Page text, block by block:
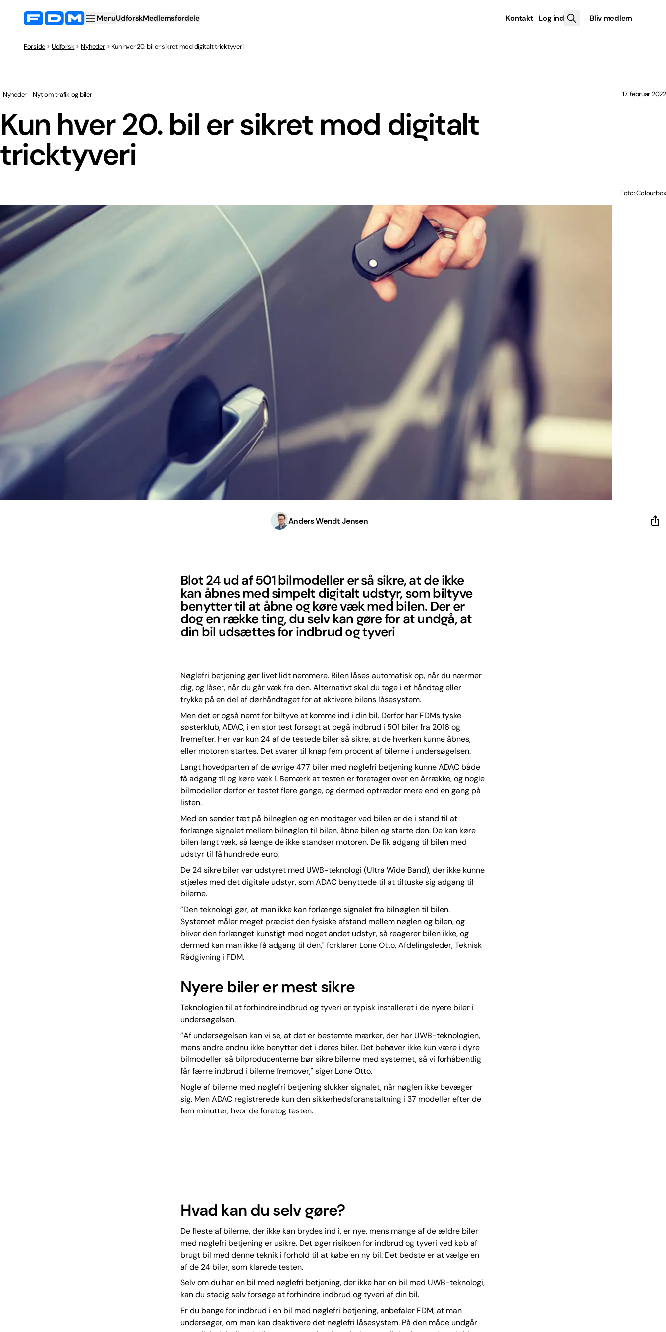
MenuUdforskMedlemsfordele Kontakt Log ind Bliv medlem
Forside Udforsk Nyheder Kun hver 20. bil er sikret mod digitalt tricktyveri
Kun hver 20. bil er sikret mod digitalt
tricktyveri
Nyheder Nyt om trafik og biler 17. februar 2022
Foto: Colourbox
Anders Wendt Jensen
Blot 24 ud af 501 bilmodeller er så sikre, at de ikke
kan åbnes med simpelt digitalt udstyr, som biltyve
benytter til at åbne og køre væk med bilen. Der er
dog en række ting, du selv kan gøre for at undgå, at
din bil udsættes for indbrud og tyveri
Nøglefri betjening gør livet lidt nemmere. Bilen låses automatisk op, når du nærmer
dig, og låser, når du går væk fra den. Alternativt skal du tage i et håndtag eller
trykke på en del af dørhåndtaget for at aktivere bilens låsesystem.
Men det er også nemt for biltyve at komme ind i din bil. Derfor har FDMs tyske
søsterklub, ADAC, i en stor test forsøgt at begå indbrud i 501 biler fra 2016 og
fremefter. Her var kun 24 af de testede biler så sikre, at de hverken kunne åbnes,
eller motoren startes. Det svarer til knap fem procent af bilerne i undersøgelsen.
Langt hovedparten af de øvrige 477 biler med nøglefri betjening kunne ADAC både
få adgang til og køre væk i. Bemærk at testen er foretaget over en årrække, og nogle
bilmodeller derfor er testet flere gange, og dermed optræder mere end en gang på
listen.
Med en sender tæt på bilnøglen og en modtager ved bilen er de i stand til at
forlænge signalet mellem bilnøglen til bilen, åbne bilen og starte den. De kan køre
bilen langt væk, så længe de ikke standser motoren. De fik adgang til bilen med
udstyr til få hundrede euro.
De 24 sikre biler var udstyret med UWB-teknologi (Ultra Wide Band), der ikke kunne
stjæles med det digitale udstyr, som ADAC benyttede til at tiltuske sig adgang til
bilerne.
”Den teknologi gør, at man ikke kan forlænge signalet fra bilnøglen til bilen.
Systemet måler meget præcist den fysiske afstand mellem nøglen og bilen, og
bliver den forlænget kunstigt med noget andet udstyr, så reagerer bilen ikke, og
dermed kan man ikke få adgang til den," forklarer Lone Otto, Afdelingsleder, Teknisk
Rådgivning i FDM.
Nyere biler er mest sikre
Teknologien til at forhindre indbrud og tyveri er typisk installeret i de nyere biler i
undersøgelsen.
”Af undersøgelsen kan vi se, at det er bestemte mærker, der har UWB-teknologien,
mens andre endnu ikke benytter det i deres biler. Det behøver ikke kun være i dyre
bilmodeller, så bilproducenterne bør sikre bilerne med systemet, så vi forhåbentlig
får færre indbrud i bilerne fremover," siger Lone Otto.
Nogle af bilerne med nøglefri betjening slukker signalet, når nøglen ikke bevæger
sig. Men ADAC registrerede kun den sikkerhedsforanstaltning i 37 modeller efter de
fem minutter, hvor de foretog testen.
Hvad kan du selv gøre?
De fleste af bilerne, der ikke kan brydes ind i, er nye, mens mange af de ældre biler
med nøglefri betjening er usikre. Det øger risikoen for indbrud og tyveri ved køb af
brugt bil med denne teknik i forhold til at købe en ny bil. Det bedste er at vælge en
af de 24 biler, som klarede testen.
Selv om du har en bil med nøglefri betjening, der ikke har en bil med UWB-teknologi,
kan du stadig selv forsøge at forhindre indbrud og tyveri af din bil.
Er du bange for indbrud i en bil med nøglefri betjening, anbefaler FDM, at man
undersøger, om man kan deaktivere det nøglefri låsesystem. På den måde undgår